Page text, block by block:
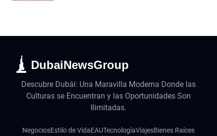
DubaiNewsGroup
Descubre Dubái: Una Maravilla Moderna Donde las
Culturas se Encuentran y las Oportunidades Son
Ilimitadas.
NegociosEstilo de VidaEAUTecnologíaViajesBienes Raíces